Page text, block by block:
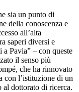
sia un punto di
della conoscenza e
all’alta
saperi diversi e
Pavia” – con queste
il senso più
che ha rinnovato
con l’istituzione di un
al dottorato di ricerca.